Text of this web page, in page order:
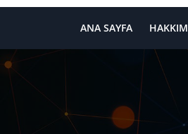
ANA SAYFA